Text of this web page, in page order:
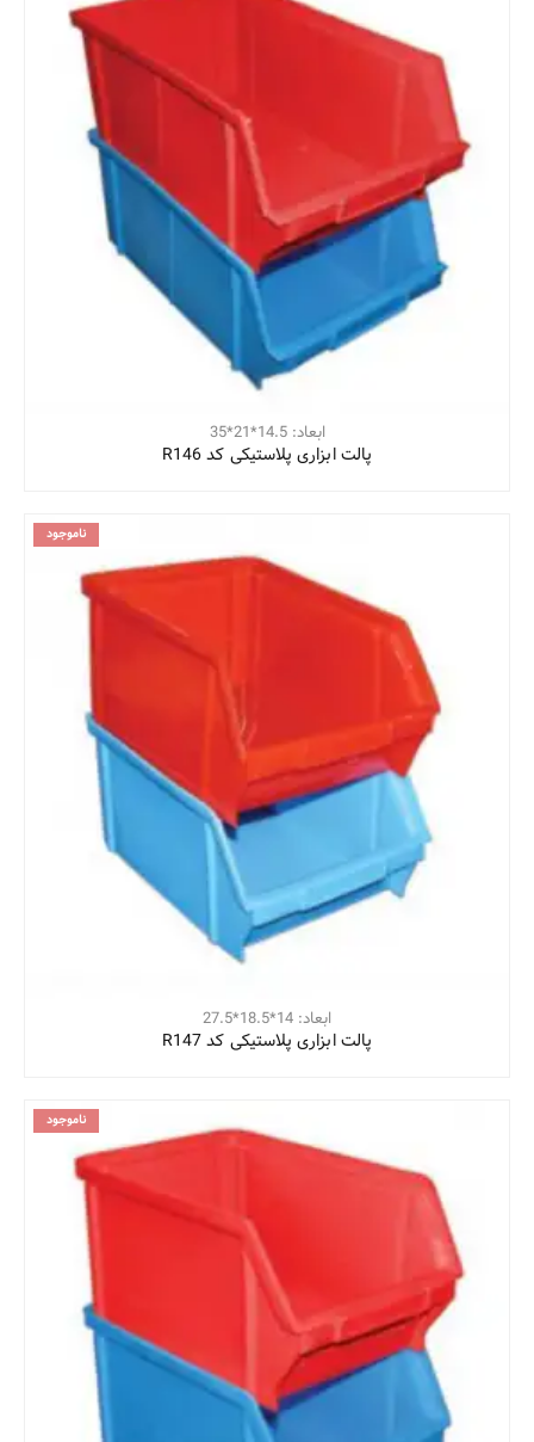
ابعاد: 14.5*21*35
پالت ابزاری پلاستیکی کد R146
ناموجود
ابعاد: 14*18.5*27.5
پالت ابزاری پلاستیکی کد R147
ناموجود